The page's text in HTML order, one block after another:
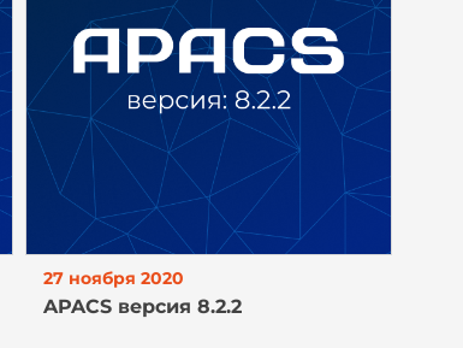
27 ноября 2020
APACS версия 8.2.2